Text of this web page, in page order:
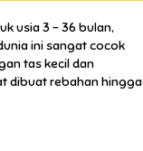
usia 3 - 36 bulan,
ini sangat cocok
tas kecil dan
dibuat rebahan hingga